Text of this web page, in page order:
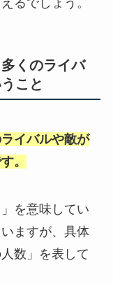
るでしょう。
くのライバ
こと
イバルや敵が
。
を意味してい
ますが、具体
数」を表して